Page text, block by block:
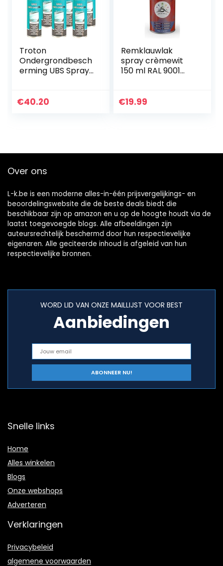
Troton
Ondergrondbesch
erming UBS Spray
slagbescherming
€40.20
Remklauwlak
spray crèmewit
150 ml RAL 9001
nakleuren
€19.99
Over ons
L-k.be is een moderne alles-in-één prijsvergelijkings- en
beoordelingswebsite die de beste deals biedt die
beschikbaar zijn op amazon en u op de hoogte houdt via de
laatst toegevoegde blogs. Alle afbeeldingen zijn
auteursrechtelijk beschermd door hun respectievelijke
eigenaren. Alle geciteerde inhoud is afgeleid van hun
respectievelijke bronnen.
WORD LID VAN ONZE MAILLIJST VOOR BEST
Aanbiedingen
Snelle links
Home
Alles winkelen
Blogs
Onze webshops
Adverteren
Verklaringen
Privacybeleid
algemene voorwaarden